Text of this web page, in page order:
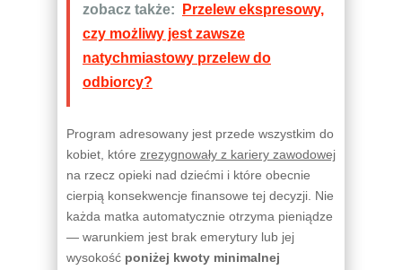
zobacz także:
Przelew ekspresowy,
czy możliwy jest zawsze
natychmiastowy przelew do
odbiorcy?
Program adresowany jest przede wszystkim do
kobiet, które zrezygnowały z kariery zawodowej
na rzecz opieki nad dziećmi i które obecnie
cierpią konsekwencje finansowe tej decyzji. Nie
każda matka automatycznie otrzyma pieniądze
— warunkiem jest brak emerytury lub jej
wysokość poniżej kwoty minimalnej